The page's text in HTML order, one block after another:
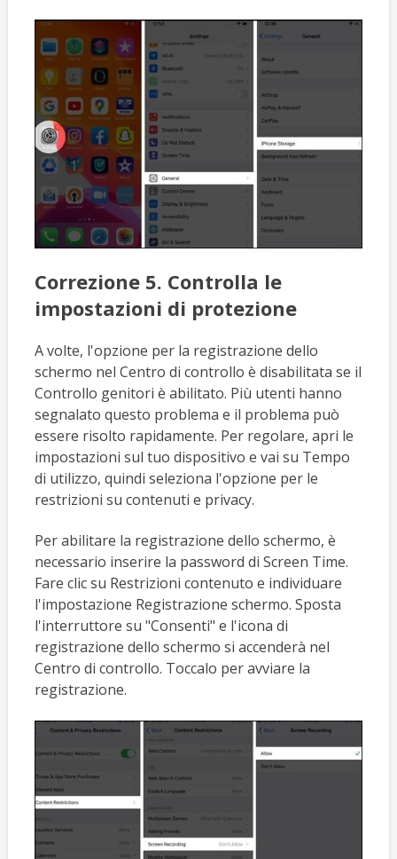
Correzione 5. Controlla le
impostazioni di protezione
A volte, l'opzione per la registrazione dello
schermo nel Centro di controllo è disabilitata se il
Controllo genitori è abilitato. Più utenti hanno
segnalato questo problema e il problema può
essere risolto rapidamente. Per regolare, apri le
impostazioni sul tuo dispositivo e vai su Tempo
di utilizzo, quindi seleziona l'opzione per le
restrizioni su contenuti e privacy.
Per abilitare la registrazione dello schermo, è
necessario inserire la password di Screen Time.
Fare clic su Restrizioni contenuto e individuare
l'impostazione Registrazione schermo. Sposta
l'interruttore su "Consenti" e l'icona di
registrazione dello schermo si accenderà nel
Centro di controllo. Toccalo per avviare la
registrazione.